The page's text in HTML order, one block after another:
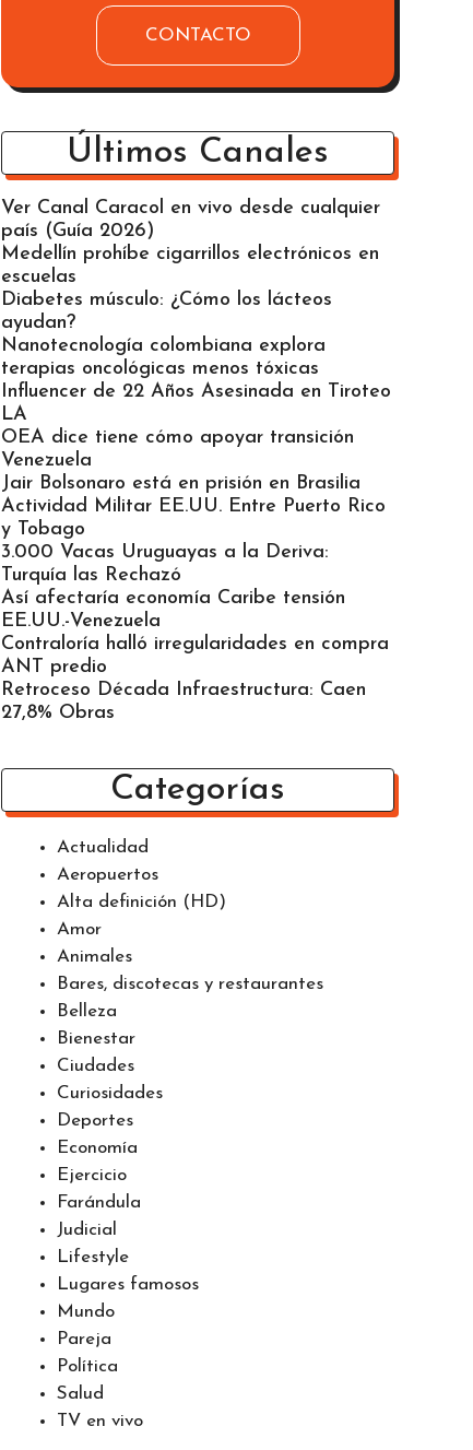
CONTACTO
Últimos Canales
Ver Canal Caracol en vivo desde cualquier
país (Guía 2026)
Medellín prohíbe cigarrillos electrónicos en
escuelas
Diabetes músculo: ¿Cómo los lácteos
ayudan?
Nanotecnología colombiana explora
terapias oncológicas menos tóxicas
Influencer de 22 Años Asesinada en Tiroteo
LA
OEA dice tiene cómo apoyar transición
Venezuela
Jair Bolsonaro está en prisión en Brasilia
Actividad Militar EE.UU. Entre Puerto Rico
y Tobago
3.000 Vacas Uruguayas a la Deriva:
Turquía las Rechazó
Así afectaría economía Caribe tensión
EE.UU.-Venezuela
Contraloría halló irregularidades en compra
ANT predio
Retroceso Década Infraestructura: Caen
27,8% Obras
Categorías
Actualidad
Aeropuertos
Alta definición (HD)
Amor
Animales
Bares, discotecas y restaurantes
Belleza
Bienestar
Ciudades
Curiosidades
Deportes
Economía
Ejercicio
Farándula
Judicial
Lifestyle
Lugares famosos
Mundo
Pareja
Política
Salud
TV en vivo